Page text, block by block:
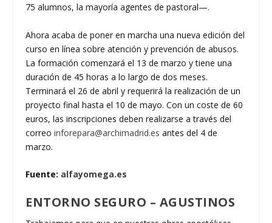
75 alumnos, la mayoría agentes de pastoral—.
Ahora acaba de poner en marcha una nueva edición del
curso en línea sobre atención y prevención de abusos.
La formación comenzará el 13 de marzo y tiene una
duración de 45 horas a lo largo de dos meses.
Terminará el 26 de abril y requerirá la realización de un
proyecto final hasta el 10 de mayo. Con un coste de 60
euros, las inscripciones deben realizarse a través del
correoinforepara@archimadrid.es antes del 4 de
marzo.
Fuente: alfayomega.es
ENTORNO SEGURO – AGUSTINOS